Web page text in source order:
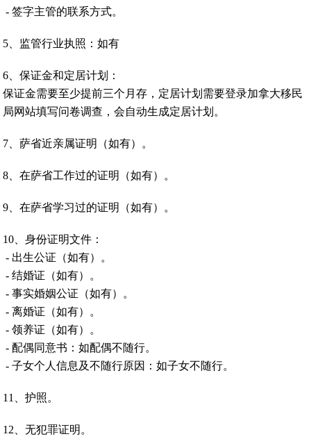
- 签字主管的联系方式。
5、监管行业执照：如有
6、保证金和定居计划：
保证金需要至少提前三个月存，定居计划需要登录加拿大移民
局网站填写问卷调查，会自动生成定居计划。
7、萨省近亲属证明（如有）。
8、在萨省工作过的证明（如有）。
9、在萨省学习过的证明（如有）。
10、身份证明文件：
- 出生公证（如有）。
- 结婚证（如有）。
- 事实婚姻公证（如有）。
- 离婚证（如有）。
- 领养证（如有）。
- 配偶同意书：如配偶不随行。
- 子女个人信息及不随行原因：如子女不随行。
11、护照。
12、无犯罪证明。